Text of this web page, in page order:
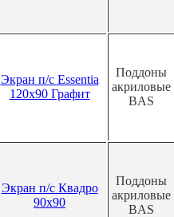
Экран п/с Essentia
120х90 Графит
Поддоны
акриловые
BAS
Экран п/с Квадро
90х90
Поддоны
акриловые
BAS